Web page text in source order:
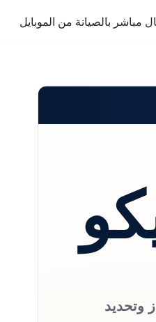
مباشر بالصيانة من الموبايل
وتحديد